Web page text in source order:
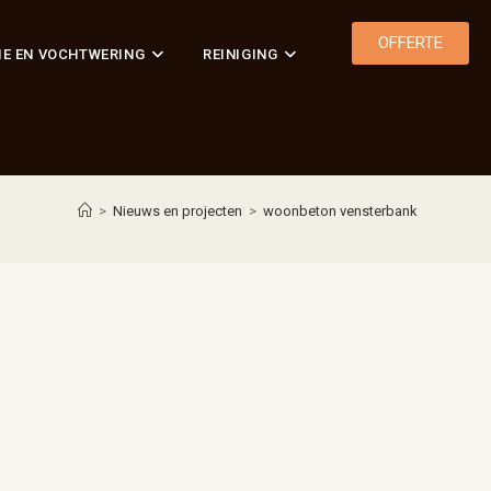
EN VOCHTWERING REINIGING
OFFERTE
> Nieuws en projecten > woonbeton vensterbank